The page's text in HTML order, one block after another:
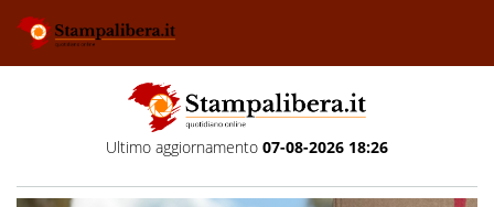
Ultimo aggiornamento 07-08-2026 18:26